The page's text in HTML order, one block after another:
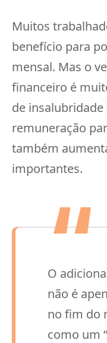
Muitos
benefício para
mensal. Mas o
financeiro é
de
remuneração
também
importantes.
O
não é
no fim do
como um